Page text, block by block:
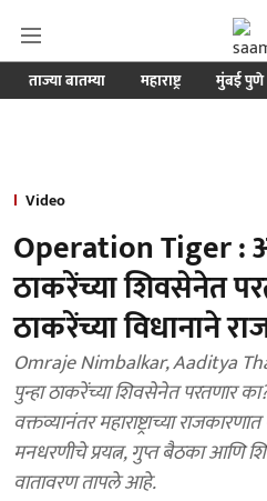
ताज्या बातम्या महाराष्ट्र मुंबई पुणे
Video
Operation Tiger :
ठाकरेंच्या शिवसेनेत
ठाकरेंच्या विधानाने
Omraje Nimbalkar, Aaditya Thackeray :
पुन्हा ठाकरेंच्या शिवसेनेत परतणार
वक्तव्यानंतर महाराष्ट्राच्या
मनधरणीचे प्रयत्न, गुप्त बैठका आणि
वातावरण तापले आहे.